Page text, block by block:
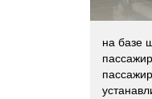
на базе